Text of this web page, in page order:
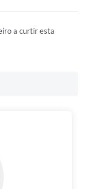
a curtir esta